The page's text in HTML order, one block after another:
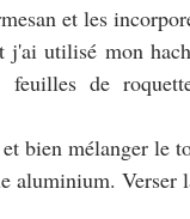
et les
utilisé mon
de
bien mélanger le
aluminium. Verser